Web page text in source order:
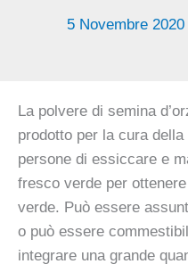
5 Novembre 2020
La polvere di semina
prodotto per la cura
persone di essiccare e
fresco verde per
verde. Può essere
o può essere
integrare una grande